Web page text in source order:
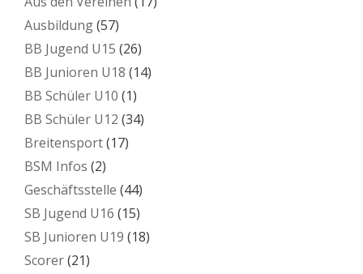
Ausbildung(57)
BB Jugend U15 (26)
BB Junioren U18 (14)
BB Schüler U10 (1)
BB Schüler U12 (34)
Breitensport(17)
BSM Infos (2)
Geschäftsstelle (44)
SB Jugend U16 (15)
SB Junioren U19 (18)
Scorer(21)